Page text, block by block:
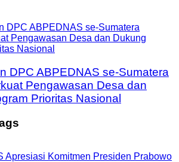
DPC ABPEDNAS se-Sumatera
Pengawasan Desa dan
Prioritas Nasional